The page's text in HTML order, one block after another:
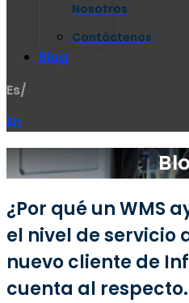
Nosotros
Contáctenos
Blog
Es/
En
¿Por qué un WMS
el nivel de servicio
nuevo cliente de
cuenta al respecto.